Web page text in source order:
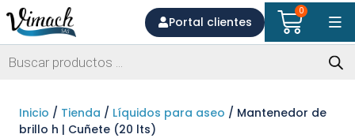
Portal clientes
0
Inicio / Tienda / Líquidos para aseo / Mantenedor de
brillo h | Cuñete (20 lts)